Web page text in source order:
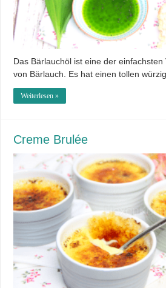
Das Bärlauchöl ist eine der
von Bärlauch. Es hat einen tollen
Weiterlesen »
Creme Brulée